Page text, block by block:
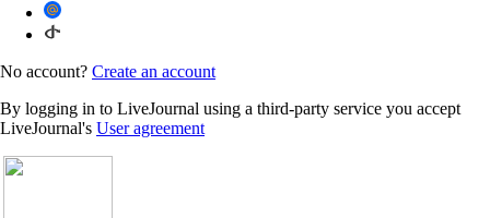
No account? Create an account
By logging in to LiveJournal using a third-party service you accept
LiveJournal's User agreement